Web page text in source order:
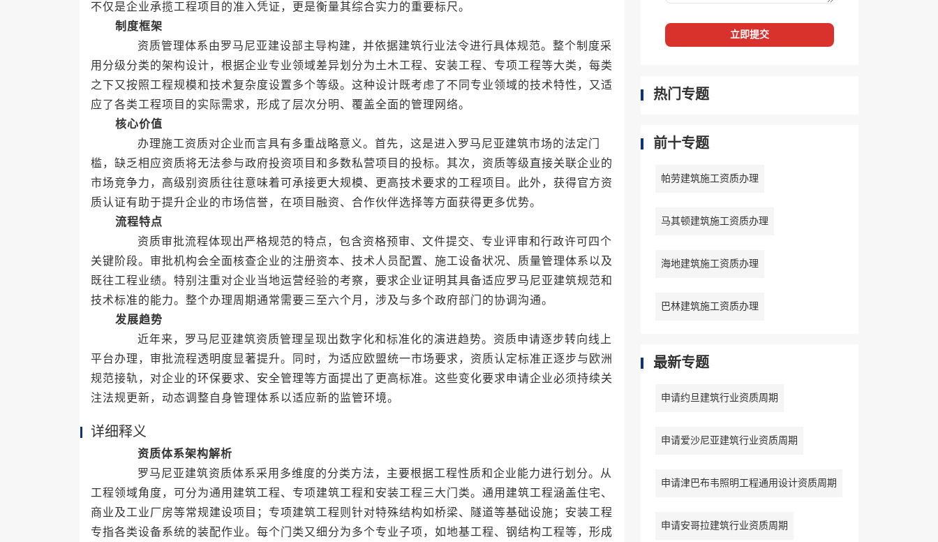
不仅是企业承揽工程项目的准入凭证，更是衡量其综合实力的重要标尺。
制度框架
资质管理体系由罗马尼亚建设部主导构建，并依据建筑行业法令进行具体规范。整个制度采
用分级分类的架构设计，根据企业专业领域差异划分为土木工程、安装工程、专项工程等大类，每类
之下又按照工程规模和技术复杂度设置多个等级。这种设计既考虑了不同专业领域的技术特性，又适
应了各类工程项目的实际需求，形成了层次分明、覆盖全面的管理网络。
核心价值
办理施工资质对企业而言具有多重战略意义。首先，这是进入罗马尼亚建筑市场的法定门
槛，缺乏相应资质将无法参与政府投资项目和多数私营项目的投标。其次，资质等级直接关联企业的
市场竞争力，高级别资质往往意味着可承接更大规模、更高技术要求的工程项目。此外，获得官方资
质认证有助于提升企业的市场信誉，在项目融资、合作伙伴选择等方面获得更多优势。
流程特点
资质审批流程体现出严格规范的特点，包含资格预审、文件提交、专业评审和行政许可四个
关键阶段。审批机构会全面核查企业的注册资本、技术人员配置、施工设备状况、质量管理体系以及
既往工程业绩。特别注重对企业当地运营经验的考察，要求企业证明其具备适应罗马尼亚建筑规范和
技术标准的能力。整个办理周期通常需要三至六个月，涉及与多个政府部门的协调沟通。
发展趋势
近年来，罗马尼亚建筑资质管理呈现出数字化和标准化的演进趋势。资质申请逐步转向线上
平台办理，审批流程透明度显著提升。同时，为适应欧盟统一市场要求，资质认定标准正逐步与欧洲
规范接轨，对企业的环保要求、安全管理等方面提出了更高标准。这些变化要求申请企业必须持续关
注法规更新，动态调整自身管理体系以适应新的监管环境。
详细释义
资质体系架构解析
罗马尼亚建筑资质体系采用多维度的分类方法，主要根据工程性质和企业能力进行划分。从
工程领域角度，可分为通用建筑工程、专项建筑工程和安装工程三大门类。通用建筑工程涵盖住宅、
商业及工业厂房等常规建设项目；专项建筑工程则针对特殊结构如桥梁、隧道等基础设施；安装工程
专指各类设备系统的装配作业。每个门类又细分为多个专业子项，如地基工程、钢结构工程等，形成
立即提交
热门专题
前十专题
帕劳建筑施工资质办理
马其顿建筑施工资质办理
海地建筑施工资质办理
巴林建筑施工资质办理
最新专题
申请约旦建筑行业资质周期
申请爱沙尼亚建筑行业资质周期
申请津巴布韦照明工程通用设计资质周期
申请安哥拉建筑行业资质周期